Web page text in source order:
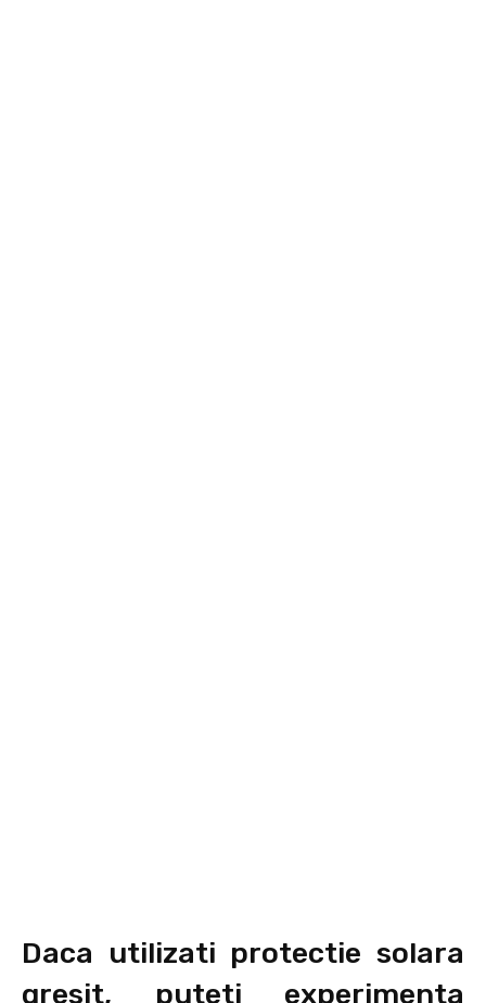
Daca utilizati protectie solara
gresit, puteti experimenta